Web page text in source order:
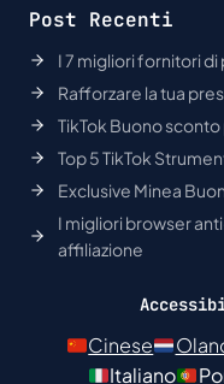
Post Recenti
I 7 migliori fornitori
Rafforzare la tua
TikTok Buono
Top 5 TikTok
Exclusive Minea
I migliori browser
affiliazione
Cinese
Italiano